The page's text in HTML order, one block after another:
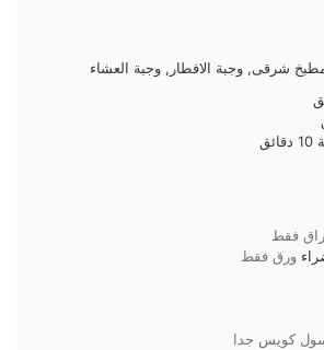
شرقى, وجبة الافطار, وجبة العشاء
10دقائق
دقائق
فقط
ورق فقط
كويس جدا